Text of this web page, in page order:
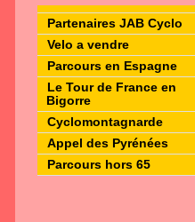
Partenaires JAB Cyclo
Velo a vendre
Parcours en Espagne
Le Tour de France en
Bigorre
Cyclomontagnarde
Appel des Pyrénées
Parcours hors 65